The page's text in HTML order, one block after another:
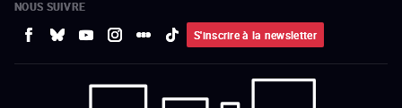
NOUS SUIVRE
S'inscrire à la newsletter